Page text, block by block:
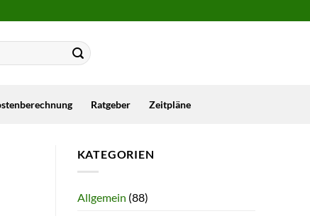
Ratgeber Zeitpläne
KATEGORIEN
Allgemein (88)